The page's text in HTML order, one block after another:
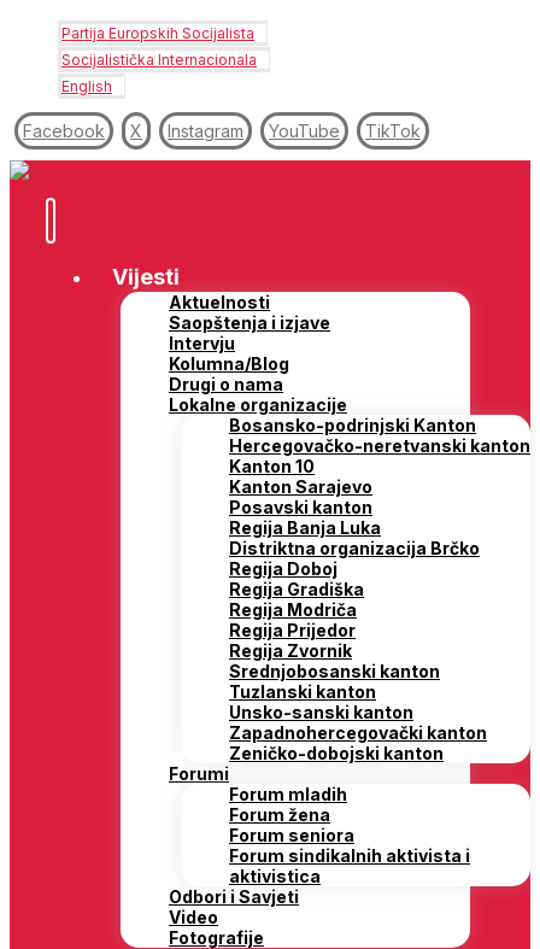
Partija Europskih Socijalista
Socijalistička Internacionala
English
Facebook X Instagram YouTube TikTok
Vijesti
Aktuelnosti
Saopštenja i izjave
Intervju
Kolumna/Blog
Drugi o nama
Lokalne organizacije
Bosansko-podrinjski Kanton
Hercegovačko-neretvanski kanton
Kanton 10
Kanton Sarajevo
Posavski kanton
Regija Banja Luka
Distriktna organizacija Brčko
Regija Doboj
Regija Gradiška
Regija Modriča
Regija Prijedor
Regija Zvornik
Srednjobosanski kanton
Tuzlanski kanton
Unsko-sanski kanton
Zapadnohercegovački kanton
Zeničko-dobojski kanton
Forumi
Forum mladih
Forum žena
Forum seniora
Forum sindikalnih aktivista i
aktivistica
Odbori i Savjeti
Video
Fotografije